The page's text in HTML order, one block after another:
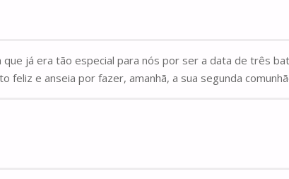
que já era tão especial para nós por ser a data de três
feliz e anseia por fazer, amanhã, a sua segunda